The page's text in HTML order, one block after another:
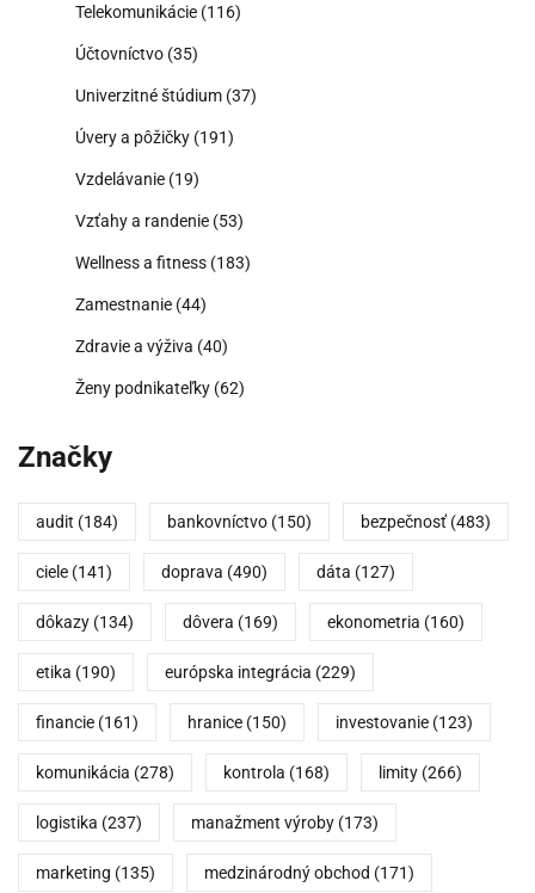
Telekomunikácie (116)
Účtovníctvo (35)
Univerzitné štúdium (37)
Úvery a pôžičky (191)
Vzdelávanie (19)
Vzťahy a randenie (53)
Wellness a fitness (183)
Zamestnanie (44)
Zdravie a výživa (40)
Ženy podnikateľky (62)
Značky
audit (184) bankovníctvo (150) bezpečnosť (483)
ciele (141) doprava (490) dáta (127)
dôkazy (134) dôvera (169) ekonometria (160)
etika (190) európska integrácia (229)
financie (161) hranice (150) investovanie (123)
komunikácia (278) kontrola (168) limity (266)
logistika (237) manažment výroby (173)
marketing (135) medzinárodný obchod (171)